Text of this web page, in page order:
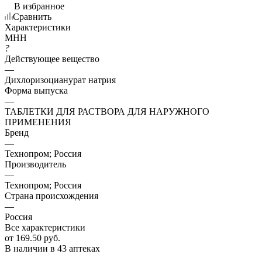
В избранное
Сравнить
Характеристики
МНН
?
Действующее вещество
—
Дихлоризоцианурат натрия
Форма выпуска
—
ТАБЛЕТКИ ДЛЯ РАСТВОРА ДЛЯ НАРУЖНОГО
ПРИМЕНЕНИЯ
Бренд
—
Технопром; Россия
Производитель
—
Технопром; Россия
Страна происхождения
—
Россия
Все характеристики
от 169.50 руб.
В наличии в 43 аптеках